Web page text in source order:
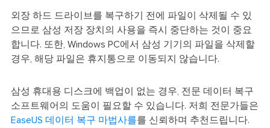
외장 하드 드라이브를 복구하기 전에 파일이 삭제될 수 있
으므로 삼성 저장 장치의 사용을 즉시 중단하는 것이 중요
합니다. 또한, Windows PC에서 삼성 기기의 파일을 삭제할
경우, 해당 파일은 휴지통으로 이동되지 않습니다.
삼성 휴대용 디스크에 백업이 없는 경우, 전문 데이터 복구
소프트웨어의 도움이 필요할 수 있습니다. 저희 전문가들은
EaseUS 데이터 복구 마법사를를 신뢰하며 추천드립니다.